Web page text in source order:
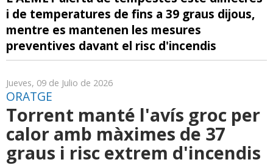
i de temperatures de fins a 39 graus dijous,
mentre es mantenen les mesures
preventives davant el risc d'incendis
Jueves, 09 de Julio de 2026
ORATGE
Torrent manté l'avís groc per
calor amb màximes de 37
graus i risc extrem d'incendis